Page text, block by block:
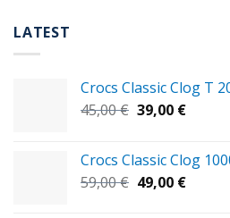
LATEST
Crocs Classic Clog T
45,00€ Original
45,00 €.
39,00 €Η
είναι:
39,00 €.
Crocs Classic Clog
59,00€ Original
49,00 €Η